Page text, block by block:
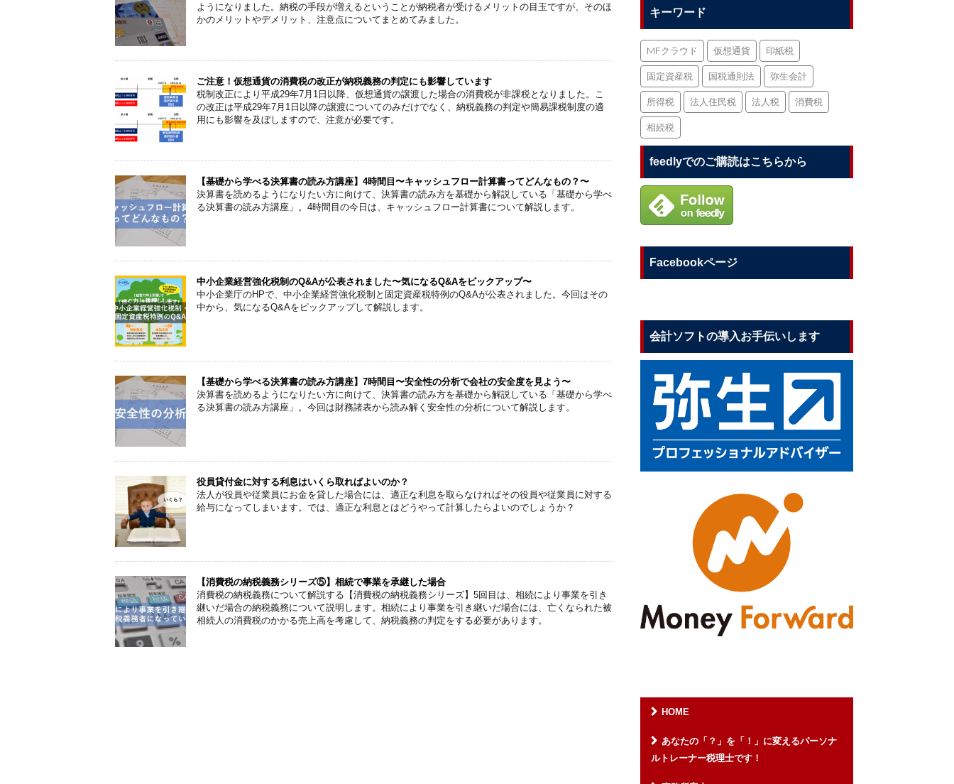
ようになりました。納税の手段が増えるということが納税者が受けるメリットの目玉ですが、そのほ
かのメリットやデメリット、注意点についてまとめてみました。
ご注意！仮想通貨の消費税の改正が納税義務の判定にも影響しています
税制改正により平成29年7月1日以降、仮想通貨の譲渡した場合の消費税が非課税となりました。こ
の改正は平成29年7月1日以降の譲渡についてのみだけでなく、納税義務の判定や簡易課税制度の適
用にも影響を及ぼしますので、注意が必要です。
【基礎から学べる決算書の読み方講座】4時間目〜キャッシュフロー計算書ってどんなもの？〜
決算書を読めるようになりたい方に向けて、決算書の読み方を基礎から解説している「基礎から学べ
る決算書の読み方講座」。4時間目の今日は、キャッシュフロー計算書について解説します。
中小企業経営強化税制のQ&Aが公表されました〜気になるQ&Aをピックアップ〜
中小企業庁のHPで、中小企業経営強化税制と固定資産税特例のQ&Aが公表されました。今回はその
中から、気になるQ&Aをピックアップして解説します。
【基礎から学べる決算書の読み方講座】7時間目〜安全性の分析で会社の安全度を見よう〜
決算書を読めるようになりたい方に向けて、決算書の読み方を基礎から解説している「基礎から学べ
る決算書の読み方講座」。今回は財務諸表から読み解く安全性の分析について解説します。
役員貸付金に対する利息はいくら取ればよいのか？
法人が役員や従業員にお金を貸した場合には、適正な利息を取らなければその役員や従業員に対する
給与になってしまいます。では、適正な利息とはどうやって計算したらよいのでしょうか？
【消費税の納税義務シリーズ⑤】相続で事業を承継した場合
消費税の納税義務について解説する【消費税の納税義務シリーズ】5回目は、相続により事業を引き
継いだ場合の納税義務について説明します。相続により事業を引き継いだ場合には、亡くなられた被
相続人の消費税のかかる売上高を考慮して、納税義務の判定をする必要があります。
キーワード
MFクラウド 仮想通貨 印紙税
固定資産税 国税通則法 弥生会計
所得税 法人住民税 法人税 消費税
相続税
feedlyでのご購読はこちらから
Facebookページ
会計ソフトの導入お手伝いします
HOME
あなたの「？」を「！」に変えるパーソナ
ルトレーナー税理士です！